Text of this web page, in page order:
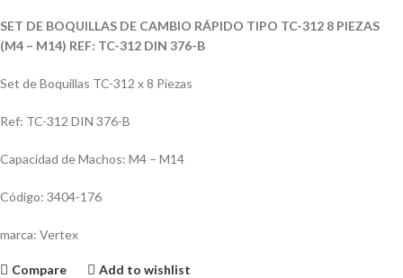
SET DE BOQUILLAS DE CAMBIO RÁPIDO TIPO TC-312 8 PIEZAS
(M4 – M14) REF: TC-312 DIN 376-B
Set de Boquillas TC-312 x 8 Piezas
Ref: TC-312 DIN 376-B
Capacidad de Machos: M4 – M14
Código: 3404-176
marca: Vertex
Compare Add to wishlist